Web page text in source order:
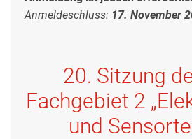
Anmeldeschluss: 17. November
20. Sitzung
Fachgebiet 2
und